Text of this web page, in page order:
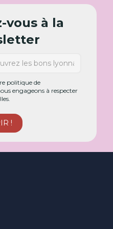
vous à la
politique de
engageons à respecter